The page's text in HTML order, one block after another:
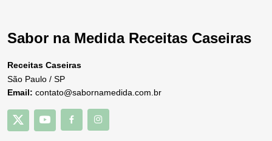
Sabor na Medida Receitas Caseiras
Receitas Caseiras
São Paulo / SP
Email: contato@sabornamedida.com.br